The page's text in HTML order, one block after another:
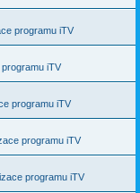
programu iTV
iTV
programu iTV
programu iTV
programu iTV